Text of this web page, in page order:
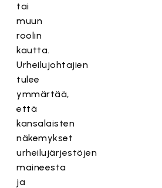
tai
muun
roolin
kautta.
Urheilujohtajien
tulee
ymmärtää,
että
kansalaisten
näkemykset
urheilujärjestöjen
maineesta
ja